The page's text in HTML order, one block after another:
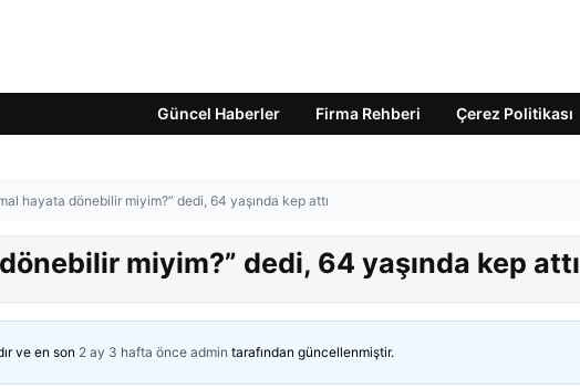
Güncel Haberler Firma Rehberi Çerez Politikası
hayata dönebilir miyim?” dedi, 64 yaşında kep attı
miyim?” dedi, 64 yaşında kep attı
ve en son 2 ay 3 hafta önce admin tarafından güncellenmiştir.